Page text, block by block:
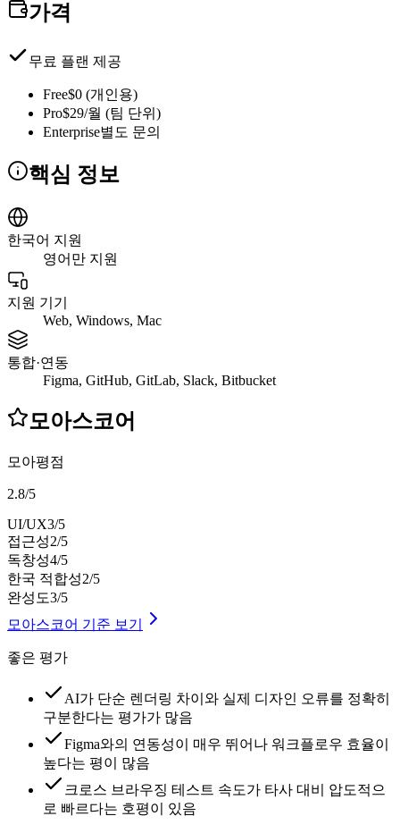
가격
무료 플랜 제공
Free$0 (개인용)
Pro$29/월 (팀 단위)
Enterprise별도 문의
핵심 정보
한국어 지원
영어만 지원
지원 기기
Web, Windows, Mac
통합·연동
Figma, GitHub, GitLab, Slack, Bitbucket
모아스코어
모아평점
2.8/5
UI/UX3/5
접근성2/5
독창성4/5
한국 적합성2/5
완성도3/5
모아스코어 기준 보기
좋은 평가
AI가 단순 렌더링 차이와 실제 디자인 오류를 정확히
구분한다는 평가가 많음
Figma와의 연동성이 매우 뛰어나 워크플로우 효율이
높다는 평이 많음
크로스 브라우징 테스트 속도가 타사 대비 압도적으
로 빠르다는 호평이 있음